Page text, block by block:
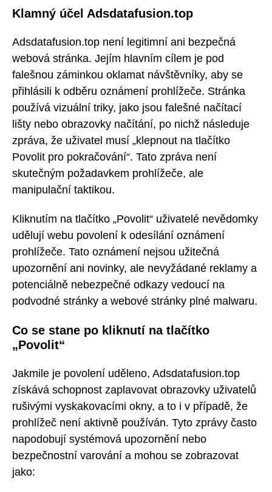
Klamný účel Adsdatafusion.top
Adsdatafusion.top není legitimní ani bezpečná
webová stránka. Jejím hlavním cílem je pod
falešnou záminkou oklamat návštěvníky, aby se
přihlásili k odběru oznámení prohlížeče. Stránka
používá vizuální triky, jako jsou falešné načítací
lišty nebo obrazovky načítání, po nichž následuje
zpráva, že uživatel musí „klepnout na tlačítko
Povolit pro pokračování“. Tato zpráva není
skutečným požadavkem prohlížeče, ale
manipulační taktikou.
Kliknutím na tlačítko „Povolit“ uživatelé nevědomky
udělují webu povolení k odesílání oznámení
prohlížeče. Tato oznámení nejsou užitečná
upozornění ani novinky, ale nevyžádané reklamy a
potenciálně nebezpečné odkazy vedoucí na
podvodné stránky a webové stránky plné malwaru.
Co se stane po kliknutí na tlačítko
„Povolit“
Jakmile je povolení uděleno, Adsdatafusion.top
získává schopnost zaplavovat obrazovky uživatelů
rušivými vyskakovacími okny, a to i v případě, že
prohlížeč není aktivně používán. Tyto zprávy často
napodobují systémová upozornění nebo
bezpečnostní varování a mohou se zobrazovat
jako: